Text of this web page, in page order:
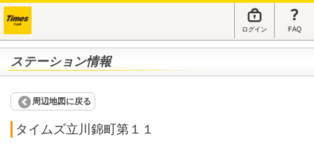
ログイン FAQ
ステーション情報
周辺地図に戻る
タイムズ立川錦町第１１